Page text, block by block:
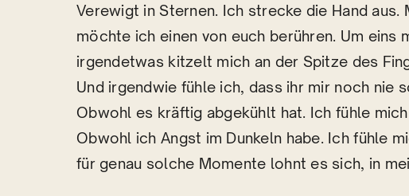
Verewigt in Sternen. Ich strecke die Hand aus.
möchte ich einen von euch berühren. Um eins
irgendetwas kitzelt mich an der Spitze des
Und irgendwie fühle ich, dass ihr mir noch nie
Obwohl es kräftig abgekühlt hat. Ich fühle
Obwohl ich Angst im Dunkeln habe. Ich fühle
für genau solche Momente lohnt es sich, in